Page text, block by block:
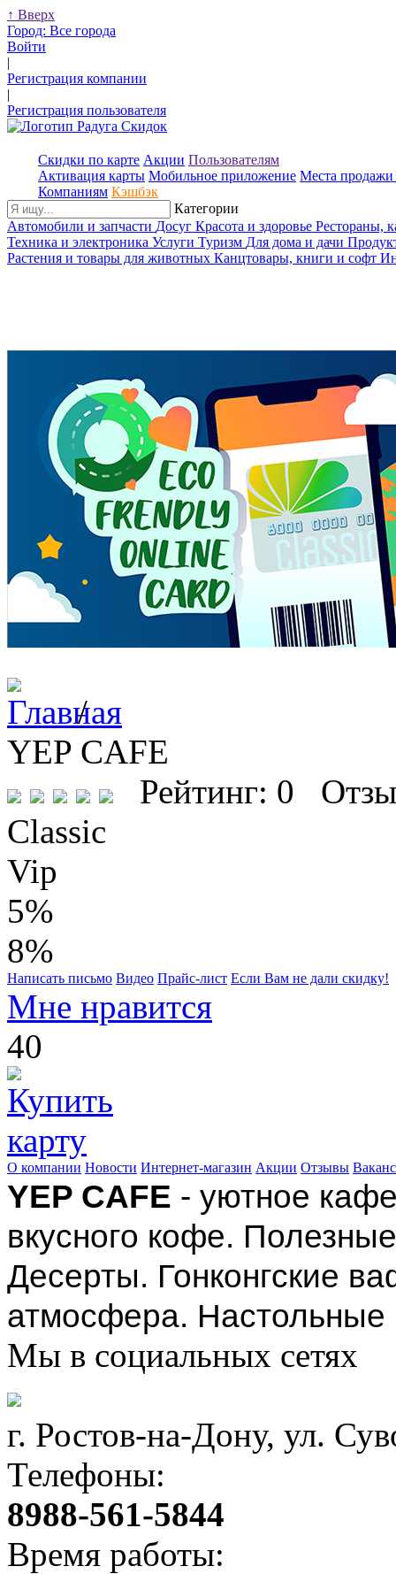
↑ Вверх
Город: Все города
Войти
|
Регистрация компании
|
Регистрация пользователя
Скидки по карте Акции Пользователям
Активация карты Мобильное приложение Места продажи
Компаниям Кэшбэк
Категории
Автомобили и запчасти Досуг Красота и здоровье Рестораны,
Техника и электроника Услуги Туризм Для дома и дачи
Растения и товары для животных Канцтовары, книги и софт
/
YEP CAFE
Рейтинг: 0
Classic
Vip
5%
8%
Написать письмо Видео Прайс-лист Если Вам не дали скидку!
Мне нравится
40
О компании Новости Интернет-магазин Акции Отзывы
YEP CAFE - уютное
вкусного кофе.
Десерты. Гонконгские
атмосфера. Настольные
Мы в социальных сетях
г. Ростов-на-Дону, ул.
Телефоны:
8988-561-5844
Время работы: